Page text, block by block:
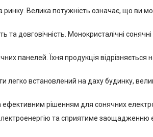
Велика потужність означає, що ви
довговічність. Монокристалічні
панелей. Їхня продукція відрізняється
встановлений на даху будинку,
рішенням для сонячних
та сприятиме заощадженню